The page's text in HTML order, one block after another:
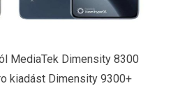
MediaTek Dimensity 8300
kiadást Dimensity 9300+